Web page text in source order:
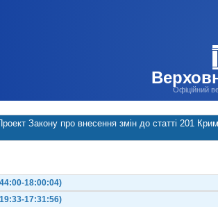
Офіційний
Закону про внесення змін до статті 201
18:00:04)
17:31:56)